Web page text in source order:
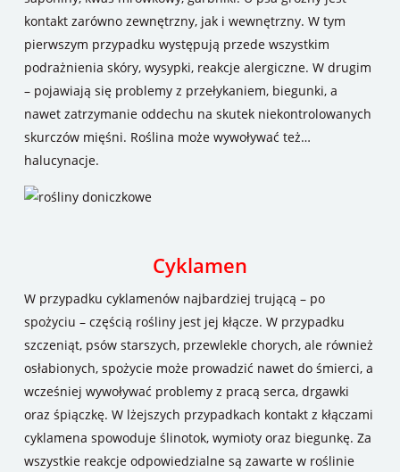
kontakt zarówno zewnętrzny, jak i wewnętrzny. W tym
pierwszym przypadku występują przede wszystkim
podrażnienia skóry, wysypki, reakcje alergiczne. W drugim
– pojawiają się problemy z przełykaniem, biegunki, a
nawet zatrzymanie oddechu na skutek niekontrolowanych
skurczów mięśni. Roślina może wywoływać też…
halucynacje.
Cyklamen
W przypadku cyklamenów najbardziej trującą – po
spożyciu – częścią rośliny jest jej kłącze. W przypadku
szczeniąt, psów starszych, przewlekle chorych, ale również
osłabionych, spożycie może prowadzić nawet do śmierci, a
wcześniej wywoływać problemy z pracą serca, drgawki
oraz śpiączkę. W lżejszych przypadkach kontakt z kłączami
cyklamena spowoduje ślinotok, wymioty oraz biegunkę. Za
wszystkie reakcje odpowiedzialne są zawarte w roślinie